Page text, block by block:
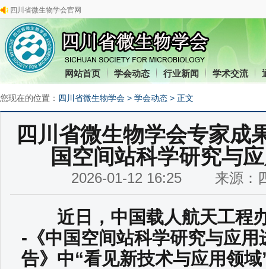
四川省微生物学会官网
网站首页 学会动态 行业新闻 学术交流
您现在的位置： 四川省微生物学会 > 学会动态 > 正文
四川省微生物学会专家成
国空间站科学研究与
2026-01-12 16:25 来源：
近日，中国载人航天工程
-《中国空间站科学研究与应用
告》中“看见新技术与应用领